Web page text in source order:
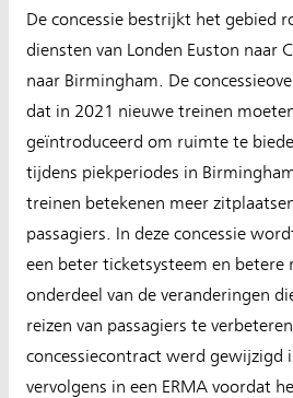
De concessie bestrijkt het gebied
diensten van Londen Euston naar
naar Birmingham. De
dat in 2021 nieuwe treinen
geïntroduceerd om ruimte te
tijdens piekperiodes in
treinen betekenen meer
passagiers. In deze concessie
een beter ticketsysteem en betere
onderdeel van de veranderingen
reizen van passagiers te
concessiecontract werd gewijzigd
vervolgens in een ERMA voordat